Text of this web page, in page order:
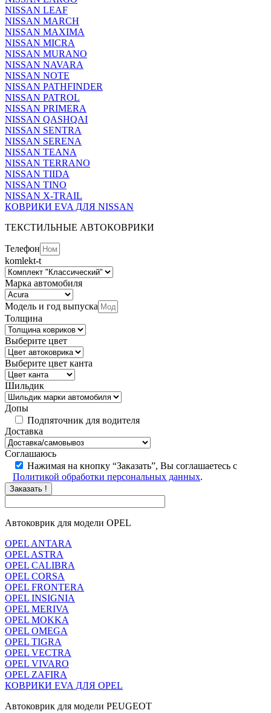
NISSAN LEAF
NISSAN MARCH
NISSAN MAXIMA
NISSAN MICRA
NISSAN MURANO
NISSAN NAVARA
NISSAN NOTE
NISSAN PATHFINDER
NISSAN PATROL
NISSAN PRIMERA
NISSAN QASHQAI
NISSAN SENTRA
NISSAN SERENA
NISSAN TEANA
NISSAN TERRANO
NISSAN TIIDA
NISSAN TINO
NISSAN X-TRAIL
КОВРИКИ EVA ДЛЯ NISSAN
ТЕКСТИЛЬНЫЕ АВТОКОВРИКИ
Телефон
komlekt-t
Марка автомобиля
Модель и год выпуска
Толщина
Выберите цвет
Выберите цвет канта
Шильдик
Допы
Подпяточник для водителя
Доставка
Соглашаюсь
Нажимая на кнопку “Заказать”, Вы соглашаетесь с
Политикой обработки персональных данных.
Заказать !
Автоковрик для модели OPEL
OPEL ANTARA
OPEL ASTRA
OPEL CALIBRA
OPEL CORSA
OPEL FRONTERA
OPEL INSIGNIA
OPEL MERIVA
OPEL MOKKA
OPEL OMEGA
OPEL TIGRA
OPEL VECTRA
OPEL VIVARO
OPEL ZAFIRA
КОВРИКИ EVA ДЛЯ OPEL
Автоковрик для модели PEUGEOT